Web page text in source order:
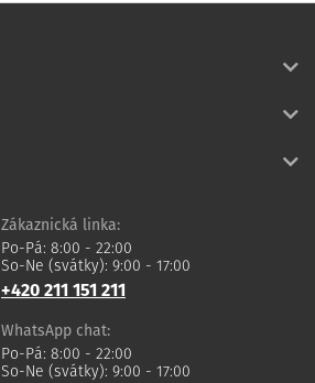
Zákaznická linka:
Po-Pá: 8:00 - 22:00
So-Ne (svátky): 9:00 - 17:00
+420 211 151 211
WhatsApp chat:
Po-Pá: 8:00 - 22:00
So-Ne (svátky): 9:00 - 17:00